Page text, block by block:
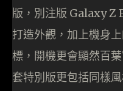
版，別注版 Galaxy Z
打造外觀，加上機身
標，開機更會顯然百
套特別版更包括同樣